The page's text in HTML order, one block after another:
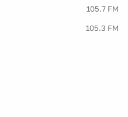
105.7 FM
105.3 FM